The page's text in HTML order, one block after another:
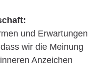
und Erwartungen
wir die Meinung
Anzeichen